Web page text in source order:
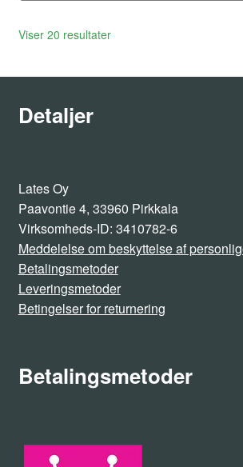
Viser 20 resultaterSorteret
Detaljer
Lates Oy
Paavontie 4, 33960 Pirkkala
Virksomheds-ID: 3410782-6
Meddelelse om beskyttelse af
Betalingsmetoder
Leveringsmetoder
Betingelser for returnering
Betalingsmetoder